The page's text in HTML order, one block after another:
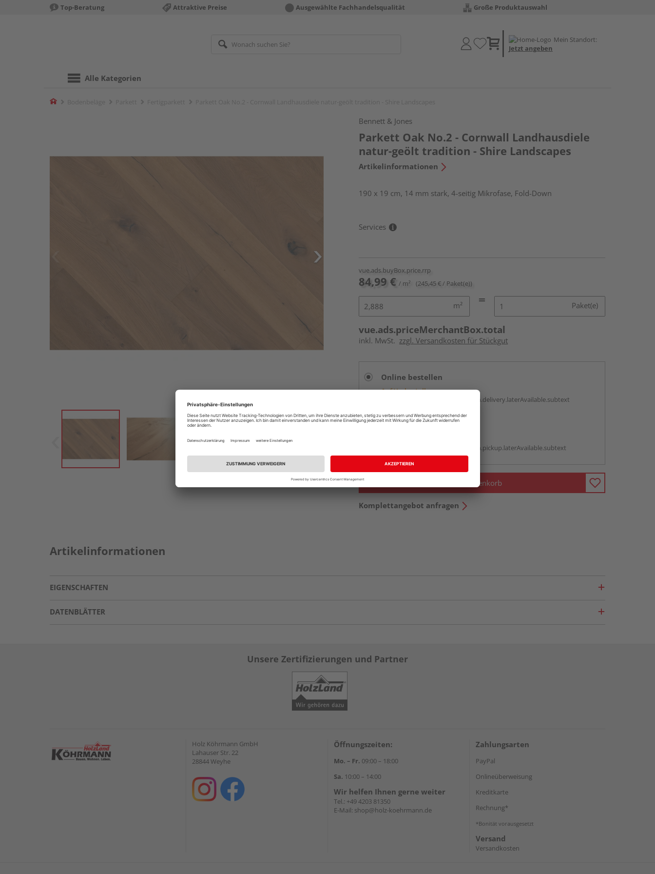
Top-Beratung Attraktive Preise Ausgewählte Fachhandelsqualität Große Produktauswahl
Mein Standort:
Jetzt angeben
Alle Kategorien
Home
Bennett & Jones
Parkett Oak No.2 - Cornwall Landhausdiele
natur-geölt tradition - Shire Landscapes
Artikelinformationen
190 x 19 cm, 14 mm stark, 4-seitig Mikrofase, Fold-Down
Services
vue.ads.buyBox.price.rrp
84,99 € / m² (245,45 € / Paket(e))
m² Paket(e)
vue.ads.priceMerchantBox.total
inkl. MwSt. zzgl. Versandkosten für Stückgut
Online bestellen
Auf Vorbestellung:
vue.ads.priceMerchantBox.option.delivery.laterAvailable.subtext
Beim Händler abholen
vue.ads.priceMerchantBox.option.pickup.laterAvailable.subtext
In den Warenkorb
Komplettangebot anfragen
Artikelinformationen
EIGENSCHAFTEN
DATENBLÄTTER
Unsere Zertifizierungen und Partner
Holz Köhrmann GmbH
Lahauser Str. 22
28844 Weyhe
Öffnungszeiten:
Mo. – Fr. 09:00 – 18:00
Sa. 10:00 – 14:00
Wir helfen Ihnen gerne weiter
Tel.: +49 4203 81350
E-Mail: shop@holz-koehrmann.de
Zahlungsarten
PayPal
Onlineüberweisung
Kreditkarte
Rechnung*
*Bonität vorausgesetzt
Versand
Versandkosten